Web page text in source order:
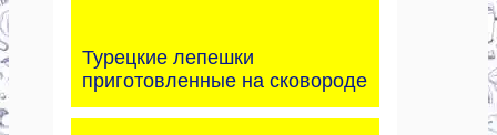
Турецкие лепешки
приготовленные на сковороде